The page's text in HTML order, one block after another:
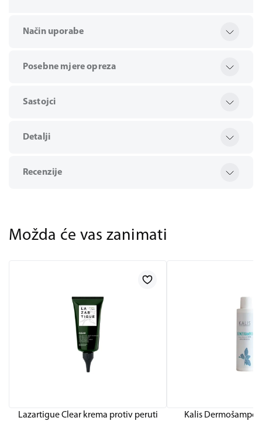
Način uporabe
Posebne mjere opreza
Sastojci
Detalji
Recenzije
Možda će vas zanimati
Lazartigue Clear krema protiv peruti Kalis